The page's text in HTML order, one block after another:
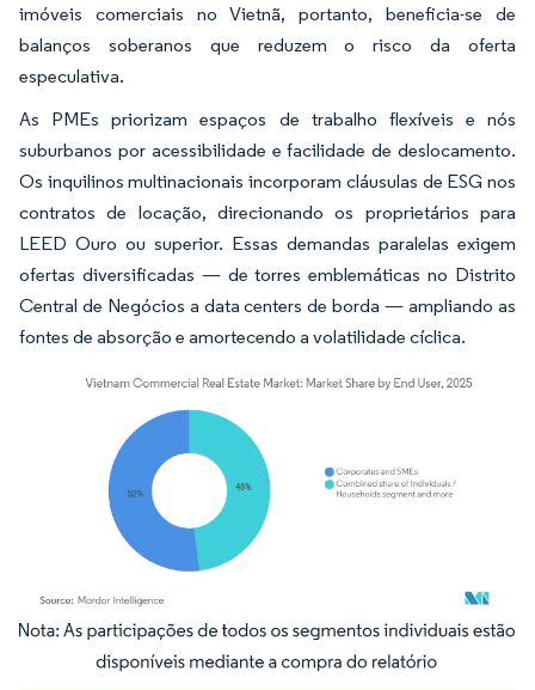
imóveis comerciais no Vietnã, portanto, beneficia-se de
balanços soberanos que reduzem o risco da oferta
especulativa.
As PMEs priorizam espaços de trabalho flexíveis e nós
suburbanos por acessibilidade e facilidade de deslocamento.
Os inquilinos multinacionais incorporam cláusulas de ESG nos
contratos de locação, direcionando os proprietários para
LEED Ouro ou superior. Essas demandas paralelas exigem
ofertas diversificadas — de torres emblemáticas no Distrito
Central de Negócios a data centers de borda — ampliando as
fontes de absorção e amortecendo a volatilidade cíclica.
Imagem © Mordor Intelligence. O reuso requer atribuição conforme CC BY 4.0.